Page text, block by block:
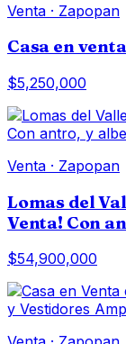
Venta · Zapopan
Casa en
$5,250,000
Venta · Zapopan
Lomas del
Venta! Con
$54,900,000